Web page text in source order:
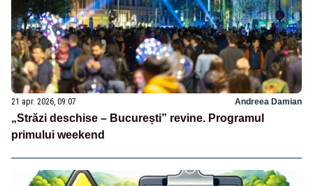
21 apr. 2026, 09:07 Andreea Damian
„Străzi deschise – București” revine. Programul
primului weekend